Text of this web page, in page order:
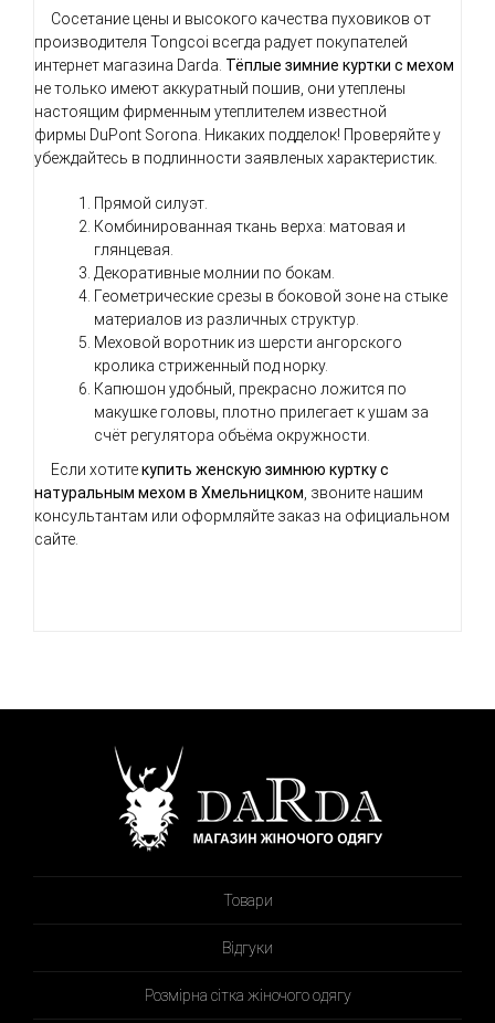
Сосетание цены и высокого качества пуховиков от
производителя Tongcoi всегда радует покупателей
интернет магазина Darda. Тёплые зимние куртки с мехом
не только имеют аккуратный пошив, они утеплены
настоящим фирменным утеплителем известной
фирмы DuPont Sorona. Никаких подделок! Проверяйте у
убеждайтесь в подлинности заявленых характеристик.
Прямой силуэт.
Комбинированная ткань верха: матовая и
глянцевая.
Декоративные молнии по бокам.
Геометрические срезы в боковой зоне на стыке
материалов из различных структур.
Меховой воротник из шерсти ангорского
кролика стриженный под норку.
Капюшон удобный, прекрасно ложится по
макушке головы, плотно прилегает к ушам за
счёт регулятора объёма окружности.
Если хотитекупить женскую зимнюю куртку с
натуральным мехом в Хмельницком , звоните нашим
консультантам или оформляйте заказ на официальном
сайте.
Товари
Відгуки
Розмірна сітка жіночого одягу